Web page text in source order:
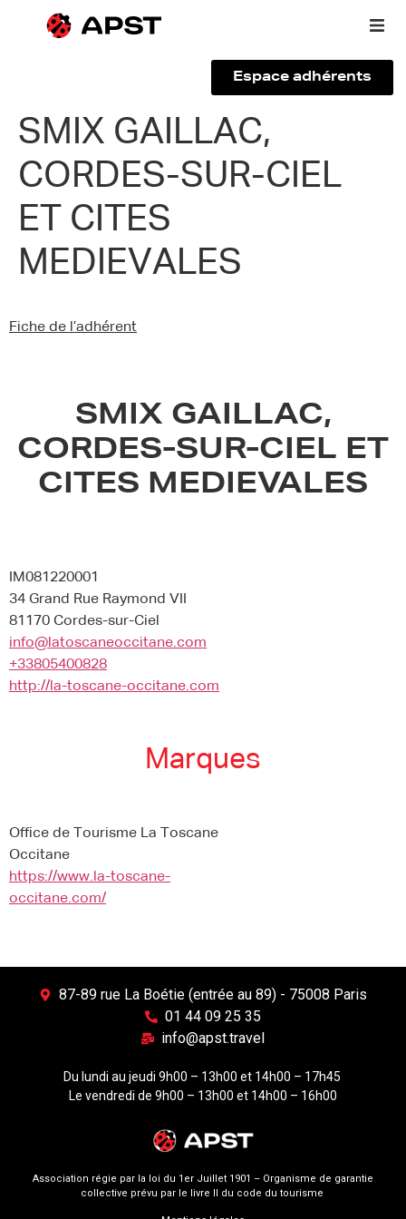
Qui sommes-nous ?
Vous êtes un voyageur
Adhérer à l’APST
Actualités
Espace adhérents
SMIX GAILLAC,
CORDES-SUR-CIEL
ET CITES
MEDIEVALES
Fiche de l’adhérent
SMIX GAILLAC,
CORDES-SUR-CIEL ET
CITES MEDIEVALES
IM081220001
34 Grand Rue Raymond VII
81170 Cordes-sur-Ciel
info@latoscaneoccitane.com
+33805400828
http://la-toscane-occitane.com
Marques
Office de Tourisme La Toscane
Occitane
https://www.la-toscane-
occitane.com/
87-89 rue La Boétie (entrée au 89) - 75008 Paris
01 44 09 25 35
info@apst.travel
Du lundi au jeudi 9h00 – 13h00 et 14h00 – 17h45
Le vendredi de 9h00 – 13h00 et 14h00 – 16h00
Association régie par la loi du 1er Juillet 1901 – Organisme de garantie
collective prévu par le livre II du code du tourisme